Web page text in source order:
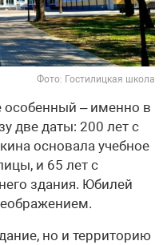
Фото: Гостилицкая школа
– именно в
две даты: 200 лет с
основала учебное
и 65 лет с
здания. Юбилей
но и территорию